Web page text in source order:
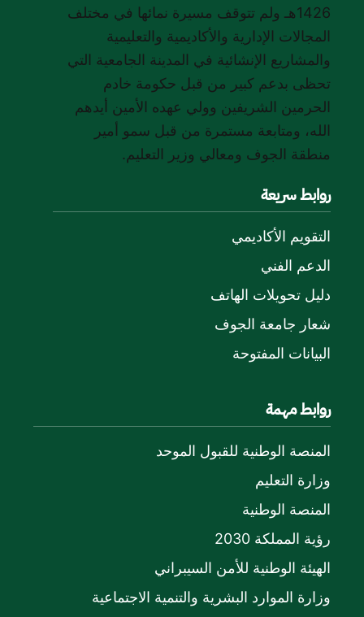
1426هـ ولم تتوقف مسيرة نمائها في مختلف
المجالات الإدارية والأكاديمية والتعليمية
والمشاريع الإنشائية في المدينة الجامعية التي
تحظى بدعم كبير من قبل حكومة خادم
الحرمين الشريفين وولي عهده الأمين أيدهم
الله، ومتابعة مستمرة من قبل سمو أمير
منطقة الجوف ومعالي وزير التعليم.
روابط سريعة
التقويم الأكاديمي
الدعم الفني
دليل تحويلات الهاتف
شعار جامعة الجوف
البيانات المفتوحة
روابط مهمة
المنصة الوطنية للقبول الموحد
وزارة التعليم
المنصة الوطنية
رؤية المملكة 2030
الهيئة الوطنية للأمن السيبراني
وزارة الموارد البشرية والتنمية الاجتماعية